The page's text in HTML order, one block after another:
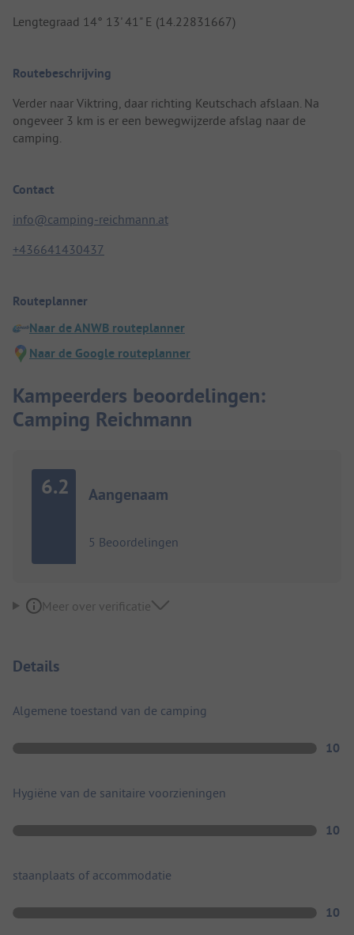
Lengtegraad 14° 13' 41" E (14.22831667)
Routebeschrijving
Verder naar Viktring, daar richting Keutschach afslaan. Na
ongeveer 3 km is er een bewegwijzerde afslag naar de
camping.
Contact
info@camping-reichmann.at
+436641430437
Routeplanner
Naar de ANWB routeplanner
Naar de Google routeplanner
Kampeerders beoordelingen:
Camping Reichmann
6.2 Aangenaam
5 Beoordelingen
Meer over verificatie
Details
Algemene toestand van de camping
10
Hygiëne van de sanitaire voorzieningen
10
staanplaats of accommodatie
10